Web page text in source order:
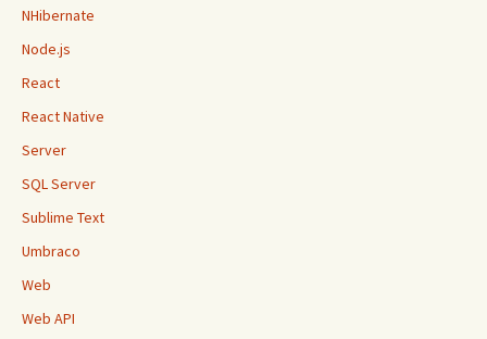
NHibernate
Node.js
React
React Native
Server
SQL Server
Sublime Text
Umbraco
Web
Web API